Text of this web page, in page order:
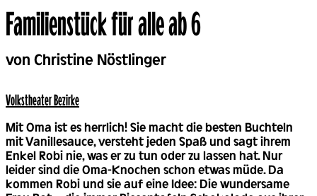
Back
Familienstück für alle ab 6
von Christine Nöstlinger
Volks­theater Bezirke
Mit Oma ist es herrlich! Sie macht die besten Buchteln
mit Vanillesauce, versteht jeden Spaß und sagt ihrem
Enkel Robi nie, was er zu tun oder zu lassen hat. Nur
leider sind die Oma-Knochen schon etwas müde. Da
kommen Robi und sie auf eine Idee: Die wundersame